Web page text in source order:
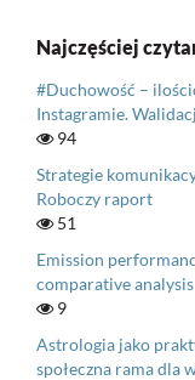
Najczęściej
#Duchowość –
Instagramie.
94
Strategie
Roboczy raport
51
Emission
comparative analysis
9
Astrologia jako
społeczna rama dla